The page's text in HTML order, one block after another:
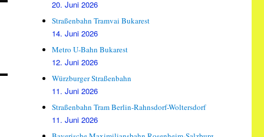
20. Juni 2026
Straßenbahn Tramvai Bukarest
14. Juni 2026
Metro U-Bahn Bukarest
12. Juni 2026
Würzburger Straßenbahn
11. Juni 2026
Straßenbahn Tram Berlin-Rahnsdorf-Woltersdorf
11. Juni 2026